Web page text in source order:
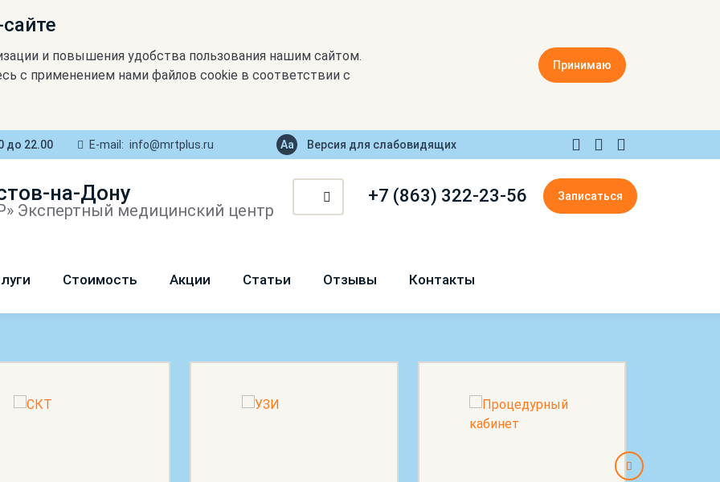
и повышения удобства пользования нашим сайтом.
с применением нами файлов cookie в соответствии с
Принимаю
до 22.00 E-mail: info@mrtplus.ru Версия для слабовидящих
на-Дону
Экспертный медицинский центр
+7 (863) 322-23-56 Записаться
Стоимость Акции Статьи Отзывы Контакты